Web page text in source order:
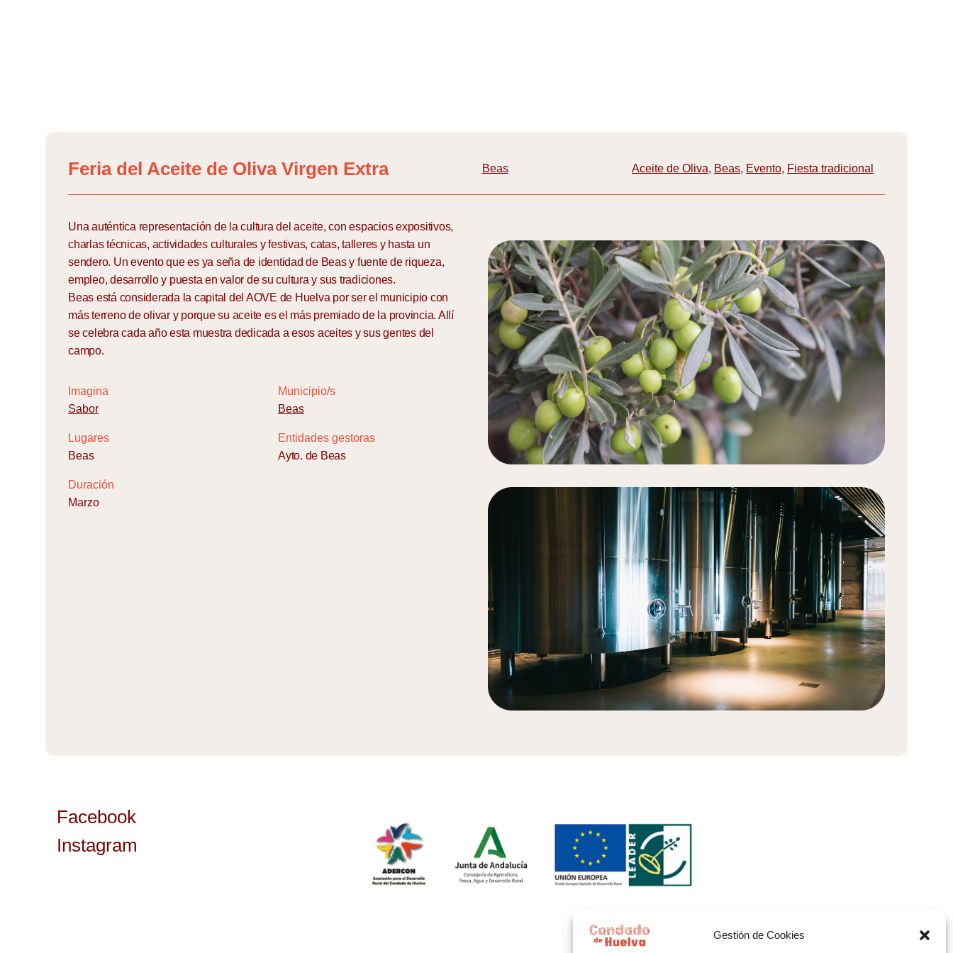
Gestión de Cookies
Feria del Aceite de Oliva Virgen Extra Beas Aceite de Oliva, Beas, Evento, Fiesta tradicional
Una auténtica representación de la cultura del aceite, con espacios expositivos,
charlas técnicas, actividades culturales y festivas, catas, talleres y hasta un
sendero. Un evento que es ya seña de identidad de Beas y fuente de riqueza,
empleo, desarrollo y puesta en valor de su cultura y sus tradiciones.
Beas está considerada la capital del AOVE de Huelva por ser el municipio con
más terreno de olivar y porque su aceite es el más premiado de la provincia. Allí
se celebra cada año esta muestra dedicada a esos aceites y sus gentes del
campo.
Imagina
Sabor
Municipio/s
Beas
Lugares
Beas
Entidades gestoras
Ayto. de Beas
Duración
Marzo
Facebook
Instagram